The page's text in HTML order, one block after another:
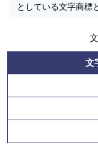
としている文字商標
文